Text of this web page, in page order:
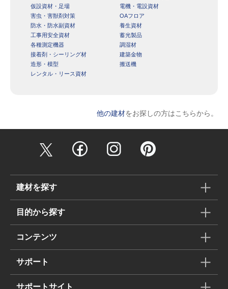
仮設資材・足場
電機・電設資材
害虫・害獣剤対策
OAフロア
防水・防水副資材
養生資材
工事用安全資材
蓄光製品
各種測定機器
調湿材
接着剤・シーリング材
建築金物
造形・模型
搬送機
レンタル・リース資材
他の建材をお探しの方はこちらから。
建材を探す
目的から探す
コンテンツ
サポート
サポートサイト